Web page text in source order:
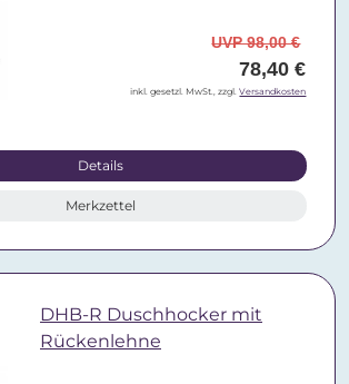
UVP 98,00 €
78,40 €
inkl. gesetzl. MwSt., zzgl.Versandkosten
Details
Merkzettel
DHB-R Duschhocker mit
Rückenlehne